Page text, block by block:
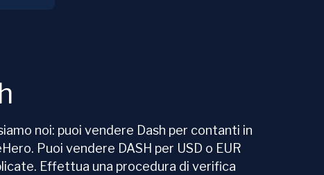
noi: puoi vendere Dash per contanti in
Puoi vendere DASH per USD o EUR
Effettua una procedura di verifica